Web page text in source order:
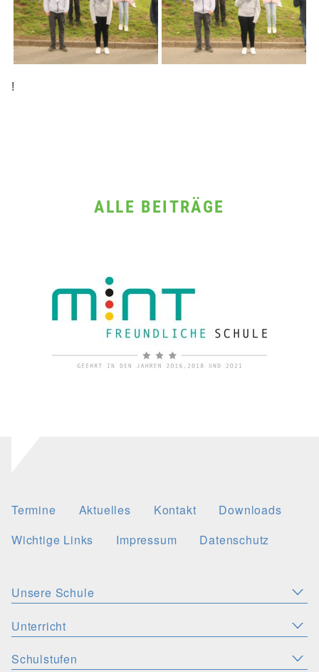
!
ALLE BEITRÄGE
Termine Aktuelles Kontakt
Downloads
Wichtige Links
Impressum Datenschutz
Unsere Schule
Aktuelles
KONZEPTE
Christliche Akzente
PERSONEN
Unterricht
SPRACHEN
Schulstufen